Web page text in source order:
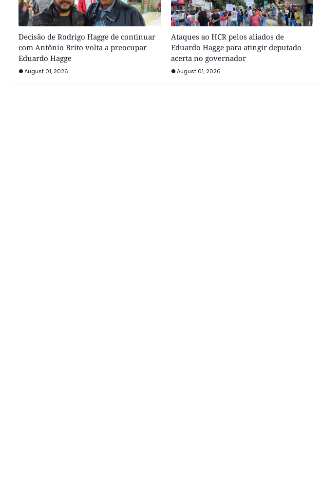
Decisão de Rodrigo Hagge de continuar
com Antônio Brito volta a preocupar
Eduardo Hagge
August 01, 2026
Ataques ao HCR pelos aliados de
Eduardo Hagge para atingir deputado
acerta no governador
August 01, 2026